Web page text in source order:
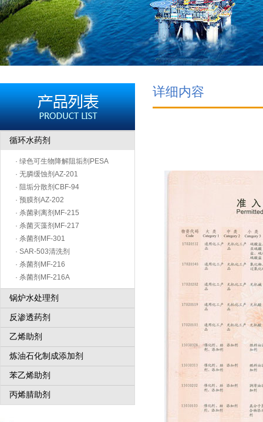
循环水药剂
· 绿色可生物降解阻垢剂PESA
· 无膦缓蚀剂AZ-201
· 阻垢分散剂CBF-94
· 预膜剂AZ-202
· 杀菌剥离剂MF-215
· 杀菌灭藻剂MF-217
· 杀菌剂MF-301
· SAR-503清洗剂
· 杀菌剂MF-216
· 杀菌剂MF-216A
锅炉水处理剂
反渗透药剂
乙烯助剂
炼油石化制成添加剂
苯乙烯助剂
丙烯腈助剂
详细内容